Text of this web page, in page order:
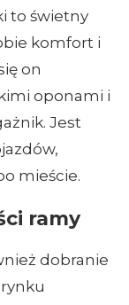
to świetny
komfort i
on
oponami i
Jest
mieście.
ramy
dobranie